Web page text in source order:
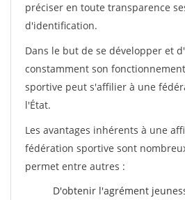
préciser en toute transparence
d'identification.
Dans le but de se développer et
constamment son
sportive peut s'affilier à une
l'État.
Les avantages inhérents à une
fédération sportive sont
permet entre autres :
D'obtenir l'agrément